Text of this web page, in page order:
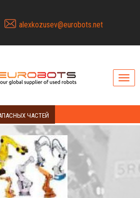
alexkozusev@eurobots.net
ЧАСТЕЙ